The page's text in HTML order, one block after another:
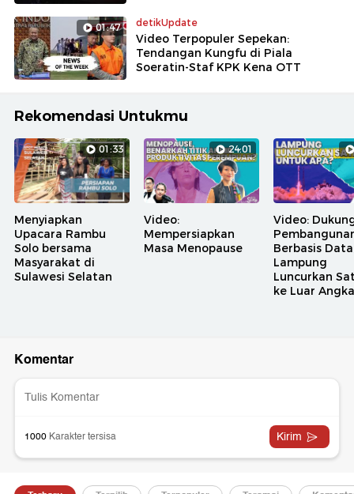
01:47 detikUpdate
Video Terpopuler Sepekan:
Tendangan Kungfu di Piala
Soeratin-Staf KPK Kena OTT
Rekomendasi Untukmu
01:33
Menyiapkan
Upacara Rambu
Solo bersama
Masyarakat di
Sulawesi Selatan
24:01
Video:
Mempersiapkan
Masa Menopause
Video:
Berbasis
Lampung
Luncurkan
ke Luar